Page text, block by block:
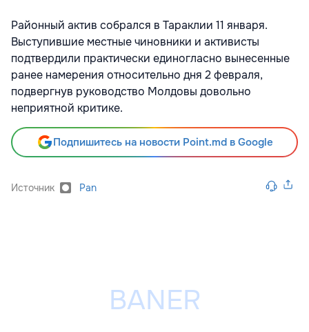
Районный актив собрался в Тараклии 11 января.
Выступившие местные чиновники и активисты
подтвердили практически единогласно вынесенные
ранее намерения относительно дня 2 февраля,
подвергнув руководство Молдовы довольно
неприятной критике.
Подпишитесь на новости Point.md в Google
Источник Pan